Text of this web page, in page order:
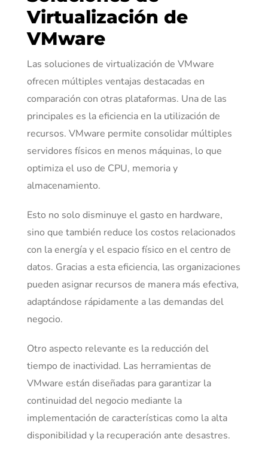
Virtualización de
VMware
Las soluciones de virtualización de VMware
ofrecen múltiples ventajas destacadas en
comparación con otras plataformas. Una de las
principales es la eficiencia en la utilización de
recursos. VMware permite consolidar múltiples
servidores físicos en menos máquinas, lo que
optimiza el uso de CPU, memoria y
almacenamiento.
Esto no solo disminuye el gasto en hardware,
sino que también reduce los costos relacionados
con la energía y el espacio físico en el centro de
datos. Gracias a esta eficiencia, las organizaciones
pueden asignar recursos de manera más efectiva,
adaptándose rápidamente a las demandas del
negocio.
Otro aspecto relevante es la reducción del
tiempo de inactividad. Las herramientas de
VMware están diseñadas para garantizar la
continuidad del negocio mediante la
implementación de características como la alta
disponibilidad y la recuperación ante desastres.